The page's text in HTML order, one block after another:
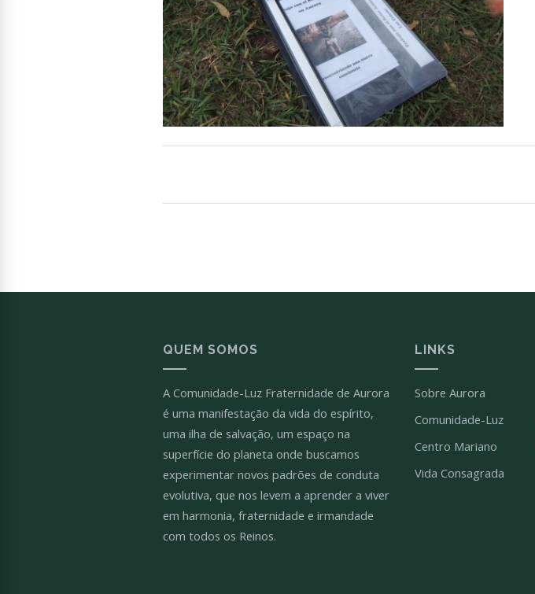
QUEM SOMOS
A Comunidade-Luz Fraternidade de Aurora
é uma manifestação da vida do espírito,
uma ilha de salvação, um espaço na
superfície do planeta onde buscamos
experimentar novos padrões de conduta
evolutiva, que nos levem a aprender a viver
em harmonia, fraternidade e irmandade
LINKS
Sobre Aurora
Comunidade-Luz
Centro Mariano